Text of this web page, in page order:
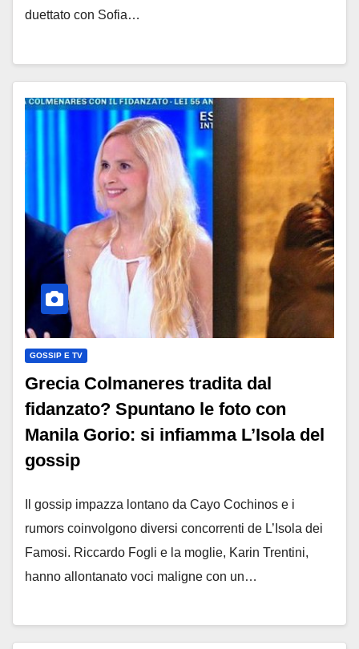
duettato con Sofia…
GOSSIP E TV
Grecia Colmaneres tradita dal
fidanzato? Spuntano le foto con
Manila Gorio: si infiamma L’Isola del
gossip
Il gossip impazza lontano da Cayo Cochinos e i
rumors coinvolgono diversi concorrenti de L’Isola dei
Famosi. Riccardo Fogli e la moglie, Karin Trentini,
hanno allontanato voci maligne con un…